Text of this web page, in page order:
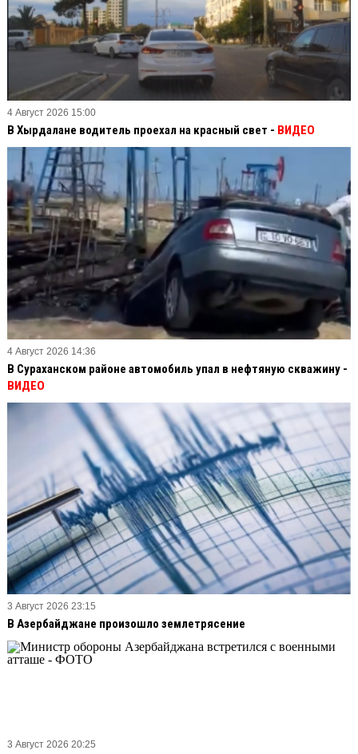
4 Август 2026 15:00
В Хырдалане водитель проехал на красный свет - ВИДЕО
4 Август 2026 14:36
В Сураханском районе автомобиль упал в нефтяную скважину -
ВИДЕО
3 Август 2026 23:15
В Азербайджане произошло землетрясение
3 Август 2026 20:25